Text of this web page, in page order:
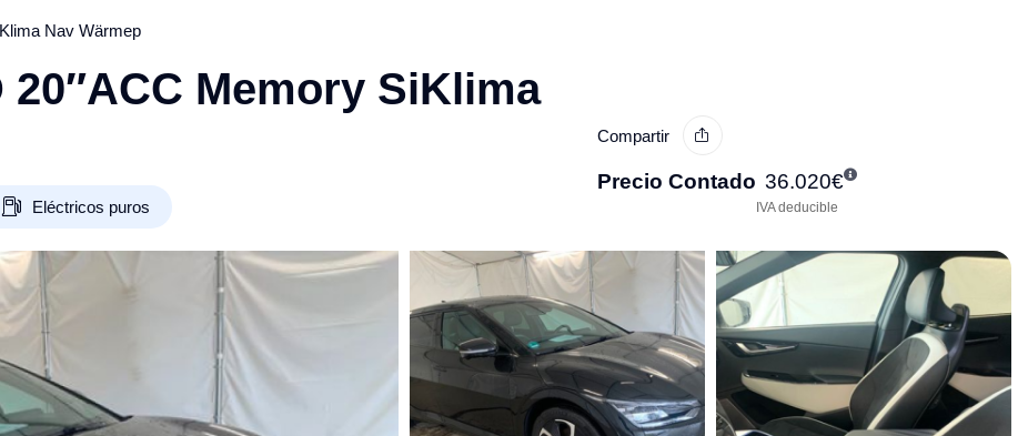
Nav Wärmep
20″ACC Memory SiKlima
Eléctricos puros
Compartir
Precio Contado 36.020€
IVA deducible